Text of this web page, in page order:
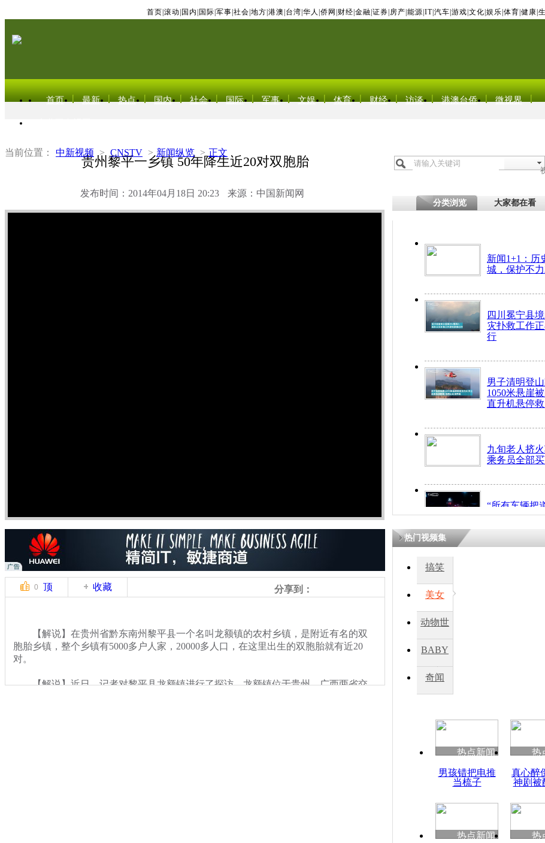
首页 滚动 国内 国际 军事 社会 地方 港澳 台湾 华人 侨网 财经 金融 证券 房产 能源 IT| 汽车 游戏 文化 娱乐 体育 健康
首页 最新 热点 国内 社会 国际 军事 文娱 体育 财经 访谈 港澳台侨 微视界
当前位置： 中新视频 > CNSTV > 新闻纵览 > 正文
贵州黎平一乡镇 50年降生近20对双胞胎
发布时间：2014年04月18日 20:23 来源：中国新闻网
分类浏览 大家都在看
新闻1+1：历
城，保护不
四川冕宁县
灾扑救工作
行
男子清明登
1050米悬崖
直升机悬停
九旬老人挤
乘务员全部
“所有车辆把
开！”儿童突
因
度苗族花山节
魂
0 顶 收藏 分享到：
【解说】在贵州省黔东南州黎平县一个名叫龙额镇的农村乡镇，是附近有名的双
胞胎乡镇，整个乡镇有5000多户人家，20000多人口，在这里出生的双胞胎就有近20
对。
【解说】近日，记者对黎平县龙额镇进行了探访。龙额镇位于贵州、广西两省交
热门视频集
搞笑
美女
动物世
BABY
秀
奇闻
热点新闻
男孩错把电推
当梳子
热
真心醉
神剧被
热点新闻
热